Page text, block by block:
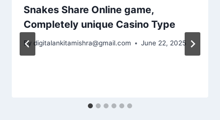
Snakes Share Online game,
Completely unique Casino Type
By digitalankitamishra@gmail.com June 22, 2025